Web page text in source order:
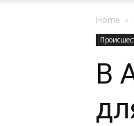
Home
В